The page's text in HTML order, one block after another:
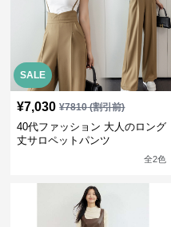
SALE
¥7,030 ¥7810(割引前)
40代ファッション 大人のロング
丈サロペットパンツ
全2色